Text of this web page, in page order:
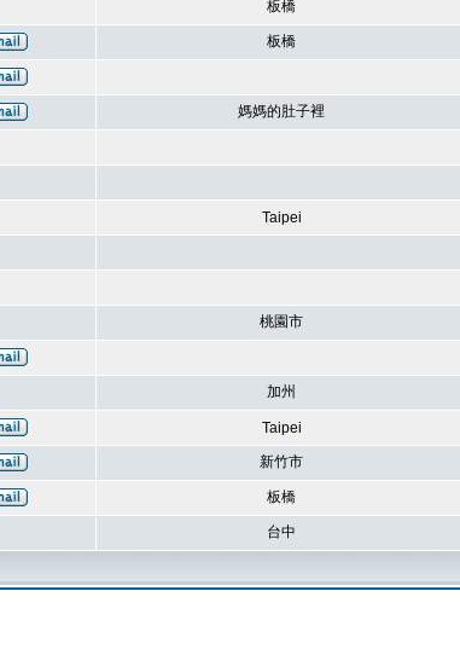
板橋
板橋
媽媽的肚子裡
Taipei
桃園市
加州
Taipei
新竹市
板橋
台中